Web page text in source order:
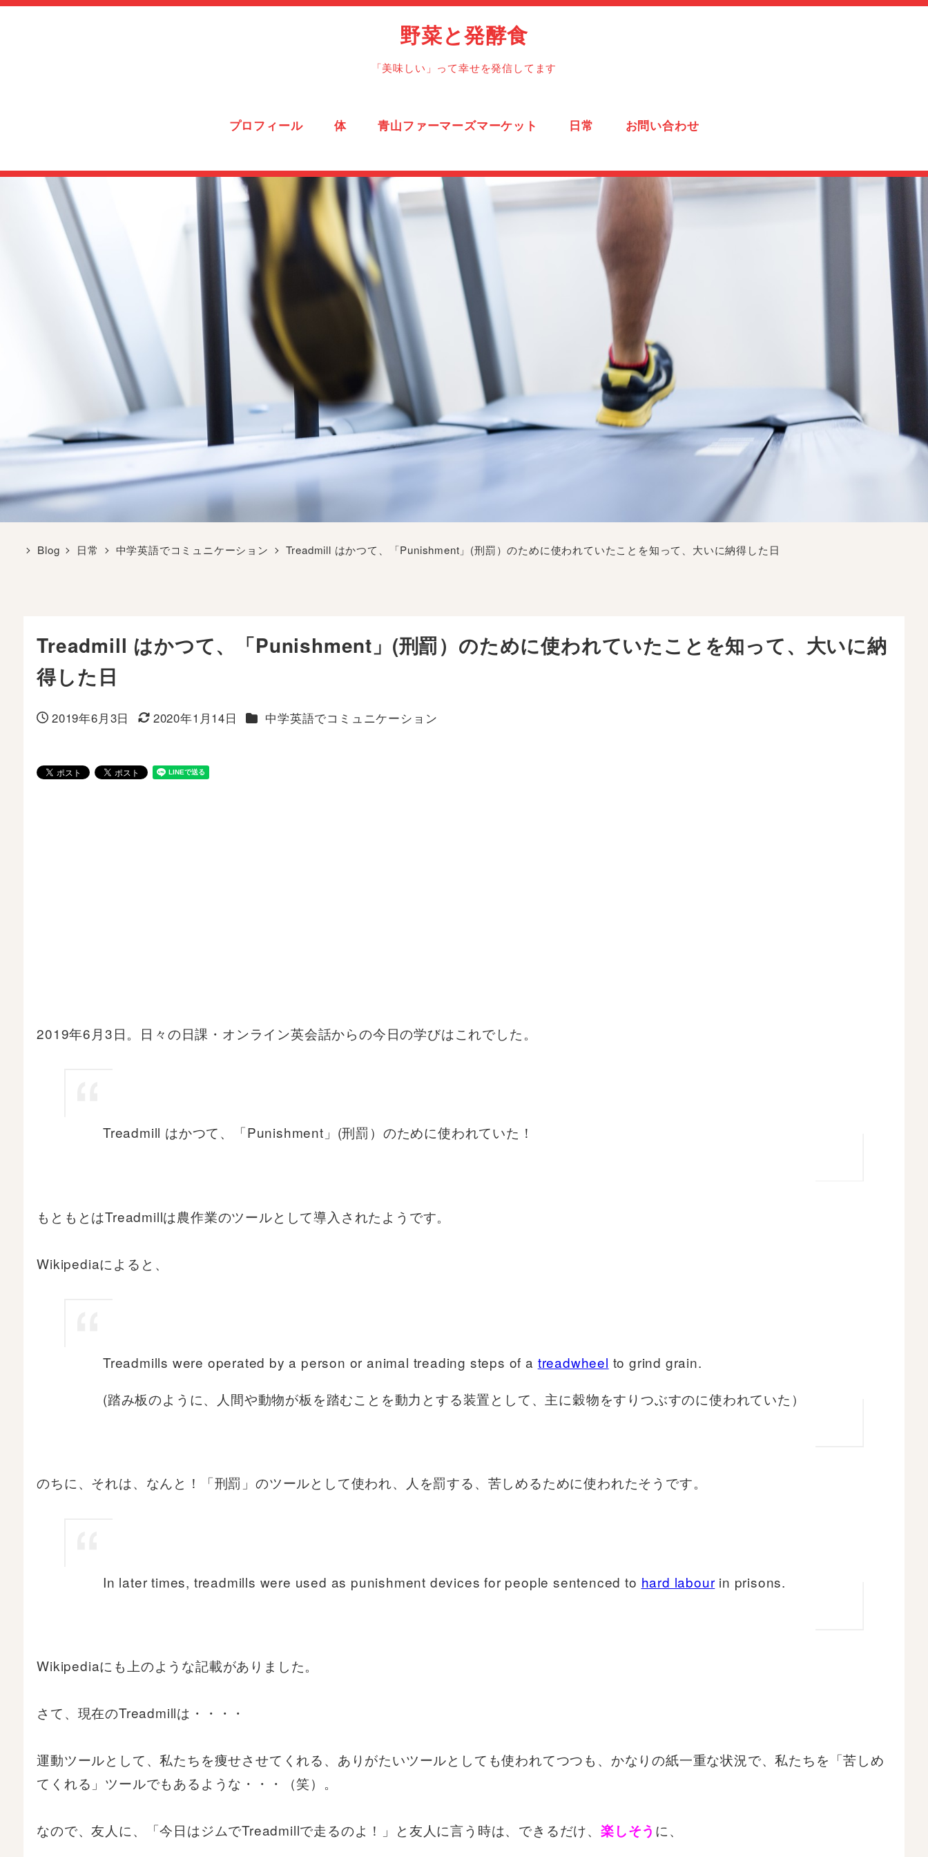
野菜と発酵食
「美味しい」って幸せを発信してます
プロフィール 体 青山ファーマーズマーケット 日常 お問い合わせ
Blog 日常 中学英語でコミュニケーション Treadmill はかつて、「Punishment」(刑罰）のために使われていたことを知って、大いに納得した日
Treadmill はかつて、「Punishment」(刑罰）のために使われていたことを知って、大いに納
得した日
投稿日
2019年6月3日
更新日
2020年1月14日 カテゴリー
中学英語でコミュニケーション
2019年6月3日。日々の日課・オンライン英会話からの今日の学びはこれでした。
Treadmill はかつて、「Punishment」(刑罰）のために使われていた！
もともとはTreadmillは農作業のツールとして導入されたようです。
Wikipediaによると、
Treadmills were operated by a person or animal treading steps of a treadwheel to grind grain.
(踏み板のように、人間や動物が板を踏むことを動力とする装置として、主に穀物をすりつぶすのに使われていた）
のちに、それは、なんと！「刑罰」のツールとして使われ、人を罰する、苦しめるために使われたそうです。
In later times, treadmills were used as punishment devices for people sentenced to hard labour in prisons.
Wikipediaにも上のような記載がありました。
さて、現在のTreadmillは・・・・
運動ツールとして、私たちを痩せさせてくれる、ありがたいツールとしても使われてつつも、かなりの紙一重な状況で、私たちを「苦しめ
てくれる」ツールでもあるような・・・（笑）。
なので、友人に、「今日はジムでTreadmillで走るのよ！」と友人に言う時は、できるだけ、 楽しそう に、